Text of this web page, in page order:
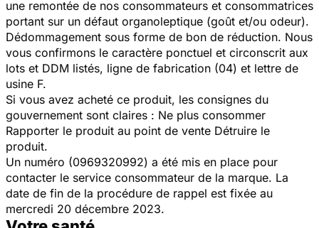
une remontée de nos consommateurs et consommatrices
portant sur un défaut organoleptique (goût et/ou odeur).
Dédommagement sous forme de bon de réduction. Nous
vous confirmons le caractère ponctuel et circonscrit aux
lots et DDM listés, ligne de fabrication (04) et lettre de
usine F.
Si vous avez acheté ce produit, les consignes du
gouvernement sont claires : Ne plus consommer
Rapporter le produit au point de vente Détruire le
produit.
Un numéro (0969320992) a été mis en place pour
contacter le service consommateur de la marque. La
date de fin de la procédure de rappel est fixée au
mercredi 20 décembre 2023.